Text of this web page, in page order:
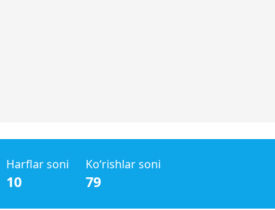
Harflar soni
10
Ko‘rishlar soni
79